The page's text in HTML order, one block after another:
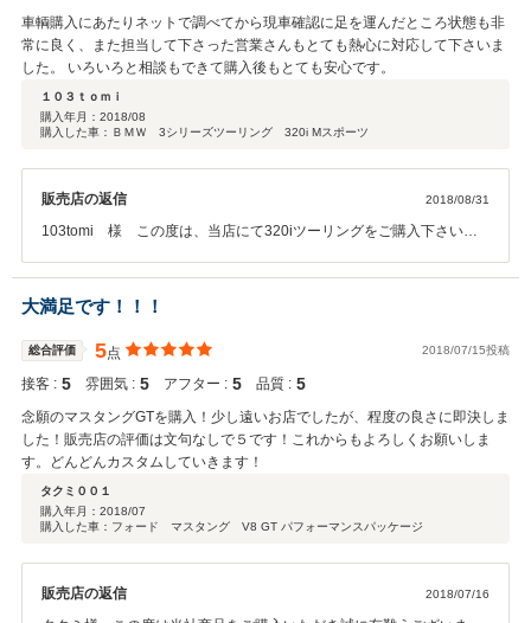
車輌購入にあたりネットで調べてから現車確認に足を運んだところ状態も非
常に良く、また担当して下さった営業さんもとても熱心に対応して下さいま
した。 いろいろと相談もできて購入後もとても安心です。
１０３ｔｏｍｉ
購入年月： 2018/08
購入した車：ＢＭＷ 3シリーズツーリング 320i Mスポーツ
販売店の返信 2018/08/31
103tomi 様 この度は、当店にて320iツーリングをご購入下さいま
まい、たいへん申し訳ございませんでした。 今後のアフターサービス
についても、最寄の弊社店舗にてお力になりますので、どうぞ今後と
もよろしくお願いいたします！
大満足です！！！
総合評価 5点 2018/07/15投稿
接客 : 5 雰囲気 : 5 アフター : 5 品質 : 5
念願のマスタングGTを購入！少し遠いお店でしたが、程度の良さに即決しま
した！販売店の評価は文句なしで５です！これからもよろしくお願いしま
す。どんどんカスタムしていきます！
タクミ００１
購入年月： 2018/07
購入した車：フォード マスタング V8 GT パフォーマンスパッケージ
販売店の返信 2018/07/16